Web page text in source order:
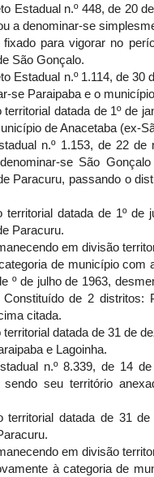
Estadual n.º 448, de 20
a denominar-se
fixado para vigorar no
São Gonçalo.
Estadual n.º 1.114, de
se Paraipaba e o
territorial datada de 1º de
de Anacetaba (ex-
n.º 1.153, de 22
se São
Paracuru, passando o
territorial datada de 1º de
Paracuru.
em divisão
de município com
º de julho de 1963,
Constituído de 2 distritos:
citada.
territorial datada de 31 de
e Lagoinha.
n.º 8.339, de 14
sendo seu território
territorial datada de 31
em divisão
à categoria de